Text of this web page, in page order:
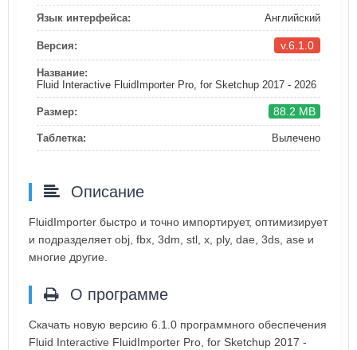
Язык интерфейса: Английский
Версия: v.6.1.0
Название:
Fluid Interactive FluidImporter Pro, for Sketchup 2017 - 2026
Размер: 88.2 MB
Таблетка: Вылечено
Описание
FluidImporter быстро и точно импортирует, оптимизирует
и подразделяет obj, fbx, 3dm, stl, x, ply, dae, 3ds, ase и
многие другие.
О программе
Скачать новую версию 6.1.0 программного обеспечения
Fluid Interactive FluidImporter Pro, for Sketchup 2017 -